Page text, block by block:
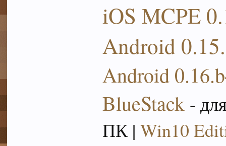
iOS MCPE
Android
Android
BlueStack -
ПК |Win10